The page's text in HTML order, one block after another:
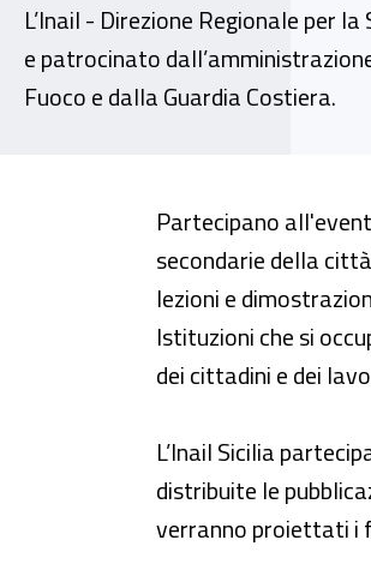
L’Inail - Direzione Regionale per
e patrocinato
Fuoco e dalla Guardia Costiera.
Manifestazione
Partecipano
secondarie della
lezioni e
Istituzioni che si
dei cittadini e dei
L’Inail Sicilia
distribuite le
verranno proiettati i